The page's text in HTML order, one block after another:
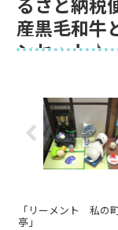
産黒毛和牛
ンセット♪
「リーメント 私の
亭」